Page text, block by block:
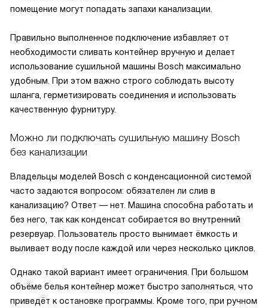
помещение могут попадать запахи канализации.
Правильно выполненное подключение избавляет от
необходимости сливать контейнер вручную и делает
использование сушильной машины Bosch максимально
удобным. При этом важно строго соблюдать высоту
шланга, герметизировать соединения и использовать
качественную фурнитуру.
Можно ли подключать сушильную машину Bosch
без канализации
Владельцы моделей Bosch с конденсационной системой
часто задаются вопросом: обязателен ли слив в
канализацию? Ответ — нет. Машина способна работать и
без него, так как конденсат собирается во внутренний
резервуар. Пользователь просто вынимает ёмкость и
выливает воду после каждой или через несколько циклов.
Однако такой вариант имеет ограничения. При большом
объёме белья контейнер может быстро заполняться, что
приведёт к остановке программы. Кроме того, при ручном